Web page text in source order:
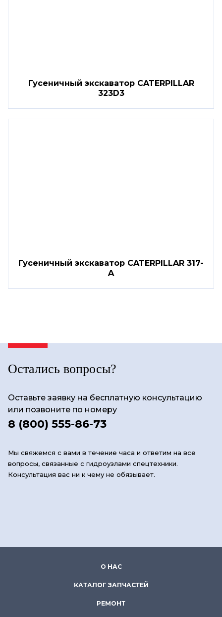
Гусеничный экскаватор CATERPILLAR
323D3
Гусеничный экскаватор CATERPILLAR 317-
A
Остались вопросы?
Оставьте заявку на бесплатную консультацию
или позвоните по номеру
8 (800) 555-86-73
Мы свяжемся с вами в течение часа и ответим на все
вопросы, связанные с гидроузлами спецтехники.
Консультация вас ни к чему не обязывает.
О НАС
КАТАЛОГ ЗАПЧАСТЕЙ
РЕМОНТ